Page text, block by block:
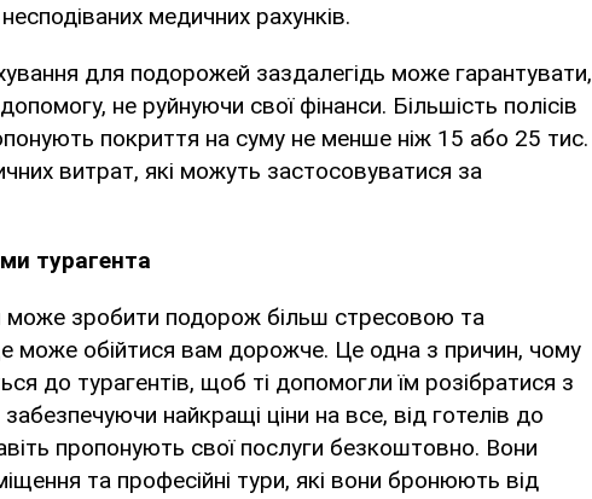
медичних рахунків.
для подорожей заздалегідь може гарантувати,
не руйнуючи свої фінанси. Більшість полісів
покриття на суму не менше ніж 15 або 25 тис.
витрат, які можуть застосовуватися за
турагента
може зробити подорож більш стресовою та
може обійтися вам дорожче. Це одна з причин, чому
до турагентів, щоб ті допомогли їм розібратися з
найкращі ціни на все, від готелів до
пропонують свої послуги безкоштовно. Вони
та професійні тури, які вони бронюють від